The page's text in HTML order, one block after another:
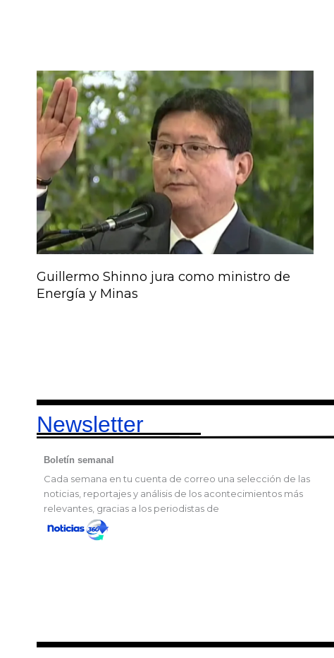
Guillermo Shinno jura como ministro de
Energía y Minas
Newsletter
Boletín semanal
Cada semana en tu cuenta de correo una selección de las
noticias, reportajes y análisis de los acontecimientos más
relevantes, gracias a los periodistas de